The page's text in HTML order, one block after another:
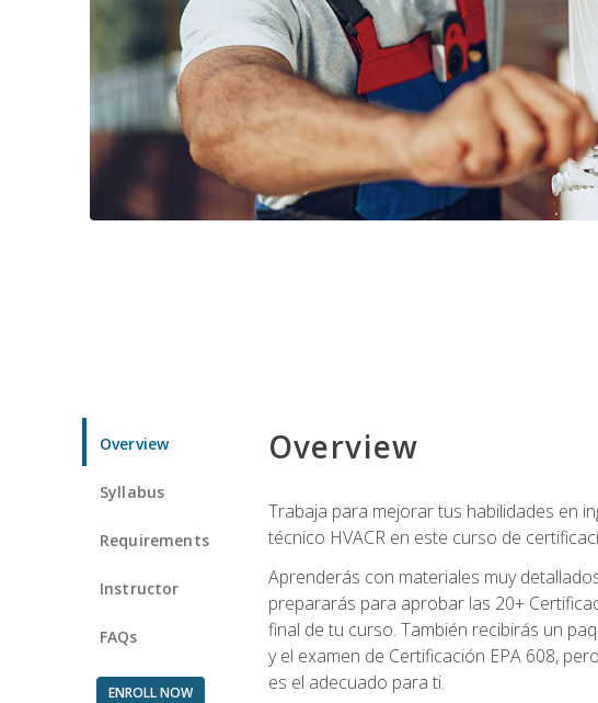
Overview
Syllabus
Requirements
Instructor
FAQs
ENROLL NOW
Overview
Trabaja para mejorar tus habilidades en
técnico HVACR en este curso de
Aprenderás con materiales muy
prepararás para aprobar las 20+
final de tu curso. También recibirás un
y el examen de Certificación EPA 608,
es el adecuado para ti.